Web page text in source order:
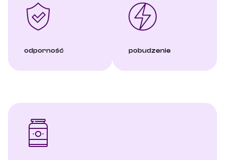
odporność pobudzenie